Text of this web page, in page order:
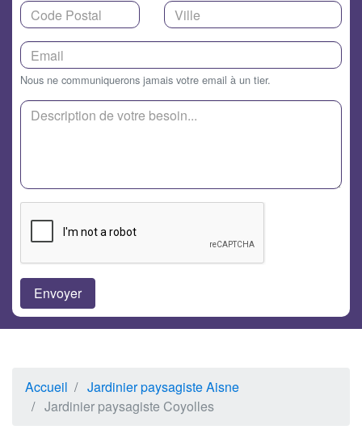
Nous ne communiquerons jamais votre email à un tier.
Accueil
Jardinier paysagiste Aisne
Jardinier paysagiste Coyolles